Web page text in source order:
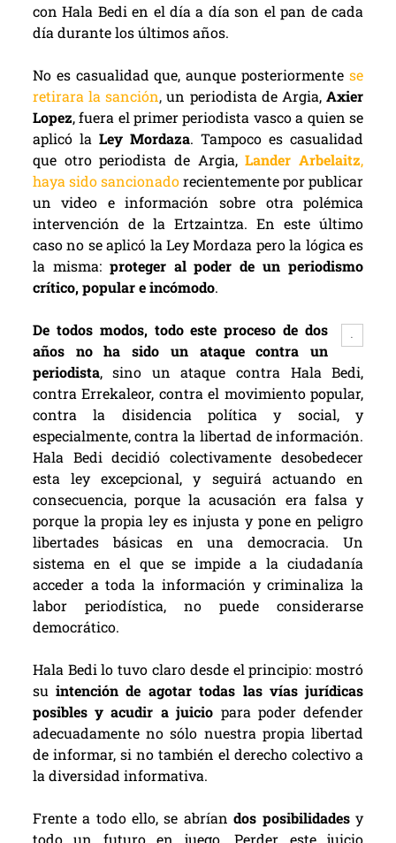
con Hala Bedi en el día a día son el pan de cada
día durante los últimos años.
No es casualidad que, aunque posteriormente se
retirara la sanción,un periodista de Argia,Axier
Lopez, fuera el primer periodista vasco a quien se
aplicó la Ley Mordaza. Tampoco es casualidad
que otro periodista de Argia, Lander Arbelaitz,
haya sido sancionadorecientemente por publicar
un video e información sobre otra polémica
intervención de la Ertzaintza. En este último
caso no se aplicó la Ley Mordaza pero la lógica es
la misma: proteger al poder de un periodismo
crítico, popular e incómodo.
De todos modos, todo este proceso de dos
años no ha sido un ataque contra un
periodista, sino un ataque contra Hala Bedi,
contra Errekaleor, contra el movimiento popular,
contra la disidencia política y social, y
especialmente, contra la libertad de información.
Hala Bedi decidió colectivamente desobedecer
esta ley excepcional, y seguirá actuando en
consecuencia, porque la acusación era falsa y
porque la propia ley es injusta y pone en peligro
libertades básicas en una democracia. Un
sistema en el que se impide a la ciudadanía
acceder a toda la información y criminaliza la
labor periodística, no puede considerarse
democrático.
Hala Bedi lo tuvo claro desde el principio: mostró
suintención de agotar todas las vías jurídicas
posibles y acudir a juicio para poder defender
adecuadamente no sólo nuestra propia libertad
de informar, si no también el derecho colectivo a
la diversidad informativa.
Frente a todo ello, se abríandos posibilidadesy
todo un futuro en juego. Perder este juicio